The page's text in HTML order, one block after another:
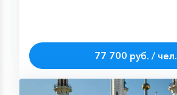
77 700 руб. / чел.